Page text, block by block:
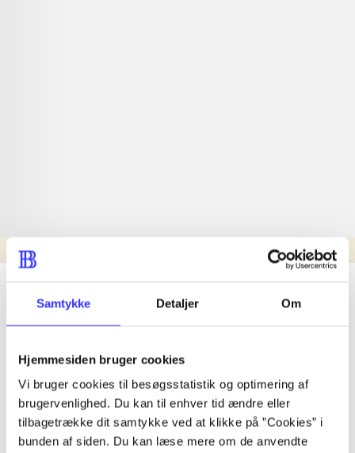
Samtykke Detaljer Om
Hjemmesiden bruger cookies
Vi bruger cookies til besøgsstatistik og optimering af
brugervenlighed. Du kan til enhver tid ændre eller
tilbagetrække dit samtykke ved at klikke på ”Cookies” i
bunden af siden. Du kan læse mere om de anvendte
Nyhed
lorem ipsum dolor sit amet ...
lorem ipsum dolor sit amet ...
lorem ipsum dolor sit amet ...
lorem ipsum dolor sit amet ...
lorem ipsum dolor sit amet ...